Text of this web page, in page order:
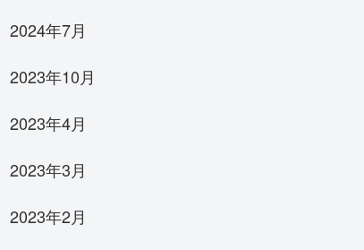
2024年7月
2023年10月
2023年4月
2023年3月
2023年2月